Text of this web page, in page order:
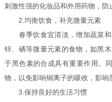
刺激性强的化妆品和外用药物，防
2.均衡饮食，补充微量元素
春季饮食宜清淡，增加蔬菜和
锌、硒等微量元素的食物，如黑
于黑色素的合成具有重要作用。
物，以免影响铜离子的吸收，影响
3.保持良好的生活习惯